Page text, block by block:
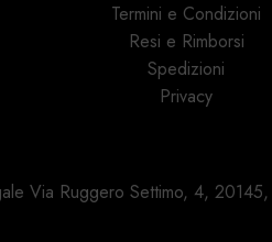
Termini e Condizioni
Resi e Rimborsi
Spedizioni
Privacy
Via Ruggero Settimo, 4,